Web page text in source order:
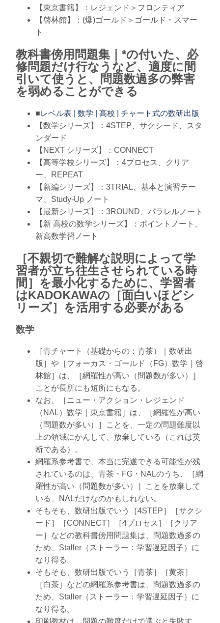
【東京書籍】：レジェンド＞フロンティア
【啓林館】：(爆)ゴールド＞ゴールド・スマー
ト
教科書傍用問題集｜*の付いた、必
修問題だけ行なうなど、適度に間
引いて使うと、問題数過多の弊害
を弱めることができる
■レベル表 | 数学 | 高校 | チャート式の数研出版
【数学シリーズ】：4STEP、サクシード、スタ
ンダード
【NEXT シリーズ】：CONNECT
【高等学校シリーズ】：4プロセス、クリア
ー、REPEAT
【新編シリーズ】：3TRIAL、基本と演習テー
マ、Study-Up ノート
【最新シリーズ】：3ROUND、パラレルノート
【新 高校の数学シリーズ】：ポイントノート、
新高数学習ノート
［不親切で難解な説明によって学
習者が立ち往生させられている時
間］を最小化するために、学習者
はKADOKAWAの［面白いほどシ
リーズ］を活用する必要がある
数学
［青チャート（基礎からの：青茶）｜数研出
版］や［フォーカス・ゴールド（FG）数学｜啓
林館］は、［網羅性が高い（問題数が多い）］
ことが長所にも短所にもなる。
なお、［ニュー・アクション・レジェンド
（NAL）数学｜東京書籍］は、［網羅性が高い
（問題数が多い）］ことを、一定の問題難度以
上の領域にかんして、放棄している（これは英
断である）。
網羅系参考書で、本当に完遂できる可能性が残
されているのは、青茶・FG・NALのうち、［網
羅性が高い（問題数が多い）］ことを放棄して
いる、NALだけなのかもしれない。
そもそも、数研出版でいう［4STEP］［サクシ
ード］［CONNECT］［4プロセス］［クリア
ー］などの教科書傍用問題集は、問題数過多の
ため、Staller（ストーラー：学習遅延因子）に
なり得る。
そもそも、数研出版でいう［青茶］［黄茶］
［白茶］などの網羅系参考書は、問題数過多の
ため、Staller（ストーラー：学習遅延因子）に
なり得る。
印刷教材は、問題の難度だけで選ぶと失敗す